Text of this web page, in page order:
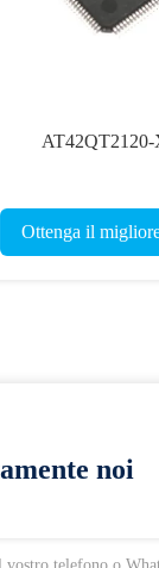
Ottenga il
noi